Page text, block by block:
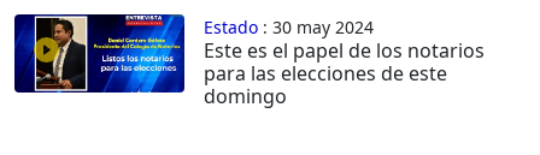
Estado : 30 may 2024
Este es el papel de los notarios
para las elecciones de este
domingo